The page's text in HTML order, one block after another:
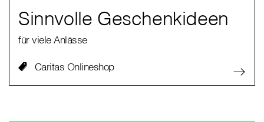
Sinnvolle Geschenkideen
für viele Anlässe
Caritas Onlineshop